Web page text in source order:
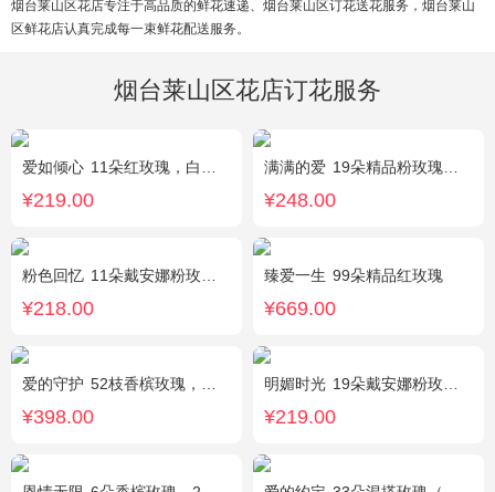
烟台莱山区花店专注于高品质的鲜花速递、烟台莱山区订花送花服务，烟台莱山
区鲜花店认真完成每一束鲜花配送服务。
烟台莱山区花店订花服务
爱如倾心 11朵红玫瑰，白色满天星间插，一条灯带，一对小熊、黄莺或尤加利叶搭配
¥219.00
满满的爱 19朵精品粉玫瑰，搭配适量紫色勿忘我间插。
¥248.00
粉色回忆 11朵戴安娜粉玫瑰，尤加利间插，丰满搭配绿叶
¥218.00
臻爱一生 99朵精品红玫瑰
¥669.00
爱的守护 52枝香槟玫瑰，外围桔梗
¥398.00
明媚时光 19朵戴安娜粉玫瑰，尤加利丰满间插，粉色满天星点缀
¥219.00